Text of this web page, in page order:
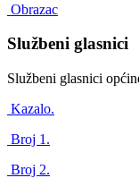
Obrazac
Službeni glasnici
Službeni glasnici
Kazalo.
Broj 1.
Broj 2.